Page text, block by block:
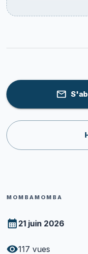
MOMBAMOMBA
21 juin 2026
117 vues